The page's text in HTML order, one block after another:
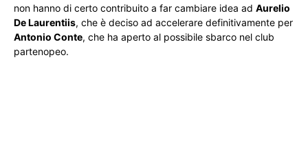
non hanno di certo contribuito a far cambiare idea ad Aurelio
De Laurentiis, che è deciso ad accelerare definitivamente per
Antonio Conte, che ha aperto al possibile sbarco nel club
partenopeo.